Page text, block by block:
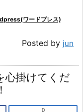
ワードプレス)
Posted by jun
心掛けてくだ
0